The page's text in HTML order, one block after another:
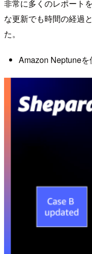
非常に多くのレポート
な更新でも時間の経過
た。
Amazon Neptune